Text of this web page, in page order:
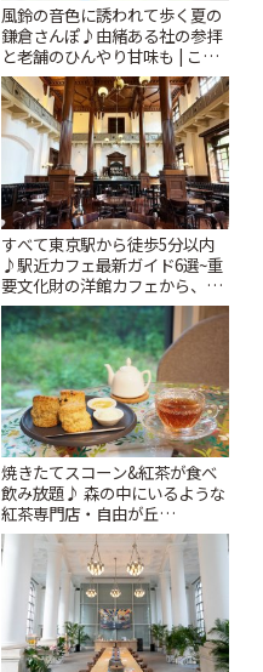
風鈴の音色に誘われて歩く夏の
鎌倉さんぽ♪由緒ある社の参拝
と老舗のひんやり甘味も | こと
りっぷ
すべて東京駅から徒歩5分以内
♪駅近カフェ最新ガイド6選~重
要文化財の洋館カフェから、改
札すぐのレトロ喫茶まで~ | こと
りっぷ
焼きたてスコーン&紅茶が食べ
飲み放題♪ 森の中にいるような
紅茶専門店・自由が丘
「YOTSUBA TEA」でのんびり
時間 | ことりっぷ